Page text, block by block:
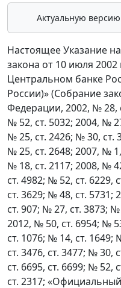
Актуальную
Настоящее Указание
закона от 10 июля
Центральном банке
России)» (Собрание
Федерации, 2002, № 28,
№ 52, ст. 5032; 2004, №
№ 25, ст. 2426; № 30, ст.
№ 25, ст. 2648; 2007, №
№ 18, ст. 2117; 2008, №
ст. 4982; № 52, ст. 6229,
ст. 3629; № 48, ст. 5731;
ст. 907; № 27, ст. 3873;
2012, № 50, ст. 6954; №
ст. 1076; № 14, ст. 1649;
ст. 3476, ст. 3477; № 30,
ст. 6695, ст. 6699; № 52,
ст. 2317;